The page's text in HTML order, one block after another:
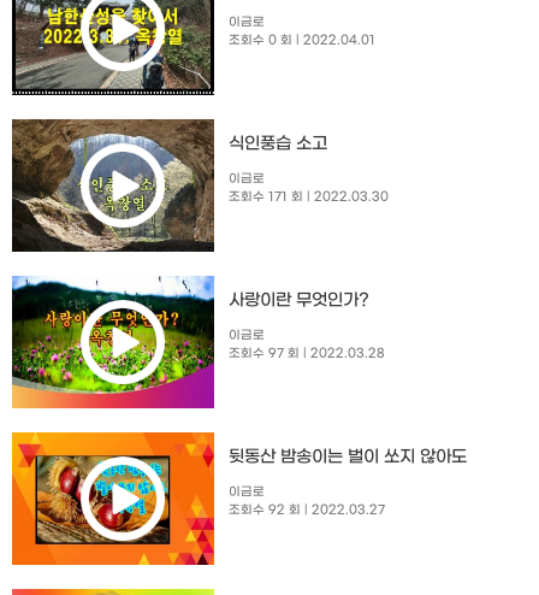
이금로
조회수 0 회
| 2022.04.01
식인풍습 소고
이금로
조회수 171 회
| 2022.03.30
사랑이란 무엇인가?
이금로
조회수 97 회
| 2022.03.28
뒷동산 밤송이는 벌이 쏘지 않아도
이금로
조회수 92 회
| 2022.03.27